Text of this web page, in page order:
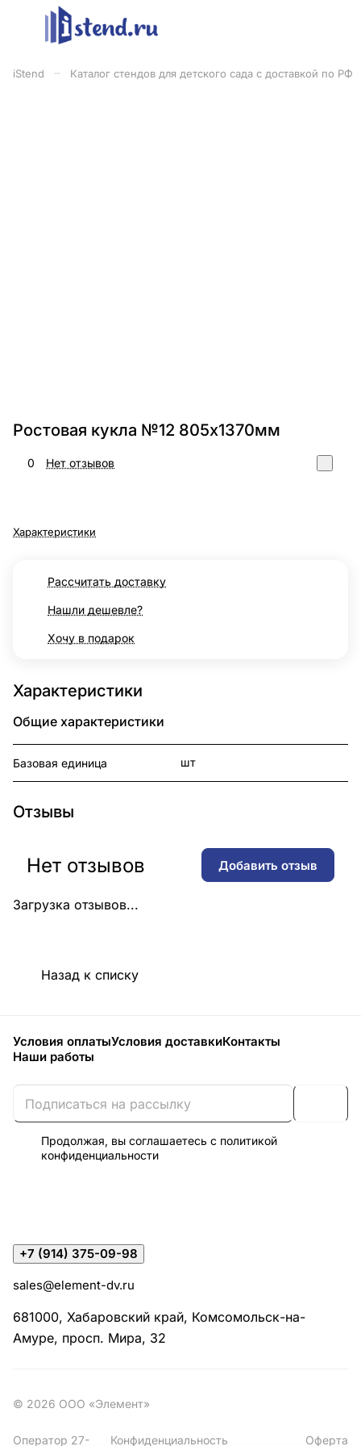
iStend Каталог стендов для детского сада с доставкой по РФ
Ростовая кукла №12 805х1370мм
0 Нет отзывов
Характеристики
Рассчитать доставку
Нашли дешевле?
Хочу в подарок
Характеристики
Общие характеристики
Базовая единица шт
Отзывы
Загрузка отзывов...
Нет отзывов Добавить отзыв
Назад к списку
Условия оплатыУсловия доставкиКонтакты
Наши работы
Продолжая, вы соглашаетесь с политикой
конфиденциальности
+7 (914) 375-09-98
sales@element-dv.ru
681000, Хабаровский край, Комсомольск-на-
Амуре, просп. Мира, 32
© 2026 ООО «Элемент»
Оператор 27- Конфиденциальность Оферта